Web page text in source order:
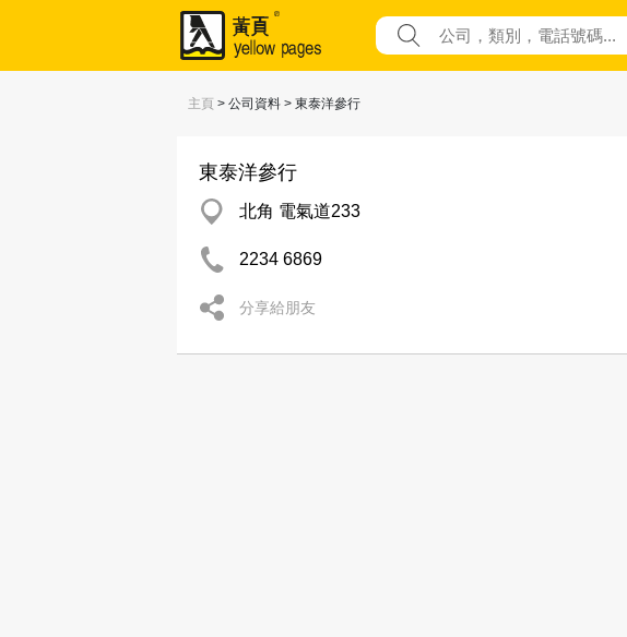
主頁 > 公司資料 > 東泰洋參行
東泰洋參行
北角 電氣道233
2234 6869
分享給朋友